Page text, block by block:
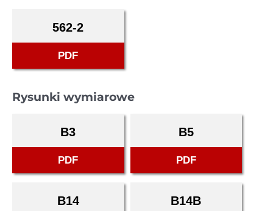
562-2
PDF
Rysunki wymiarowe
B3
PDF
B5
PDF
B14 B14B